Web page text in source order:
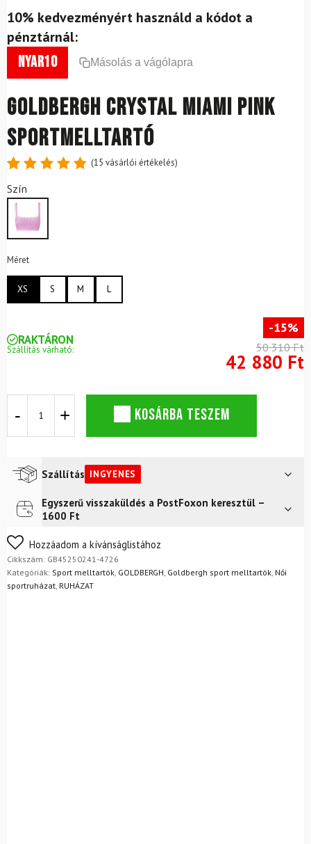
10% kedvezményért használd a kódot a
pénztárnál:
nyar10 Másolás a vágólapra
GOLDBERGH Crystal Miami Pink
sportmelltartó
4.87
5-ből,
értékelés
alapján
(15 vásárlói értékelés)
Szín
Méret
XS S M L
RAKTÁRON
Szállítás várható:
-15%
50 310 Ft
42 880 Ft
Crystal
mennyiség
KOSÁRBA TESZEM
Szállítás INGYENES
Futár a címreIngyenes
FoxPost
Egyszerű visszaküldés a PostFoxon keresztül –
1600 Ft
Nem biztos a választásában? Semmi gond – a terméket
egyszerűen visszaküldheti 14 napon belül, indoklás nélkül.
Mik a visszaküldés feltételei?
Hozzáadom a kívánságlistához
Cikkszám: GB45250241-4726
Kategóriák: Sport melltartók GOLDBERGH Goldbergh sport melltartók Női
sportruházat RUHÁZAT